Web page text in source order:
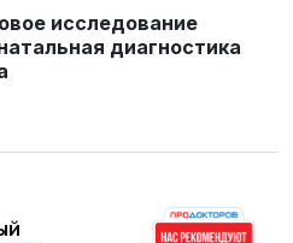
исследование
диагностика